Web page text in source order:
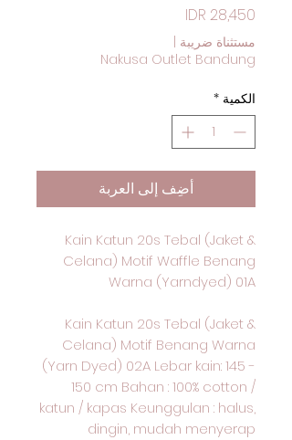
مستثناة ضريبة
Nakusa Outlet Bandung
الكمية *
أضِف إلى العربة
Kain Katun 20s Tebal (Jaket &
Celana) Motif Waffle Benang
Warna (Yarndyed) 01A
Kain Katun 20s Tebal (Jaket &
Celana) Motif Benang Warna
(Yarn Dyed) 02A Lebar kain: 145 -
150 cm Bahan : 100% cotton /
katun / kapas Keunggulan : halus,
dingin, mudah menyerap